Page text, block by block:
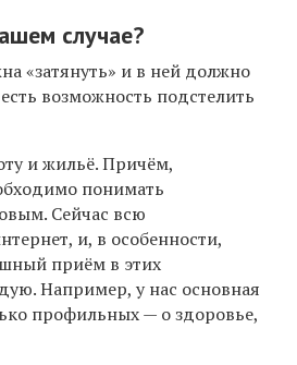
случае?
«затянуть» и в ней должно
возможность подстелить
и жильё. Причём,
понимать
Сейчас всю
и, в особенности,
приём в этих
. Например, у нас основная
профильных — о здоровье,